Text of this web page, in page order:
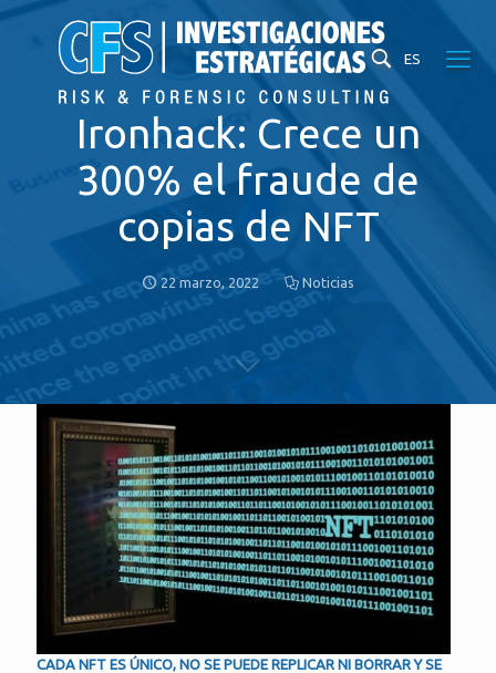
ES
Ironhack: Crece un
300% el fraude de
copias de NFT
22 marzo, 2022 Noticias
CADA NFT ES ÚNICO, NO SE PUEDE REPLICAR NI BORRAR Y SE